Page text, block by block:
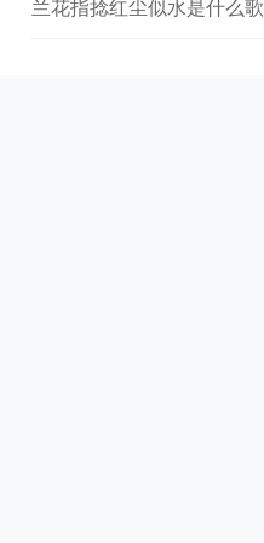
兰花指捻红尘似水是什么歌